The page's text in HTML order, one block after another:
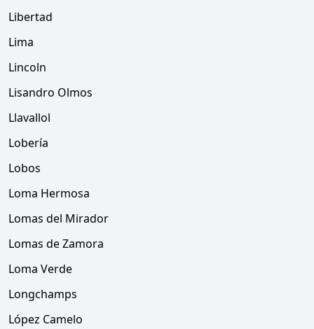
Libertad
Lima
Lincoln
Lisandro Olmos
Llavallol
Lobería
Lobos
Loma Hermosa
Lomas del Mirador
Lomas de Zamora
Loma Verde
Longchamps
López Camelo